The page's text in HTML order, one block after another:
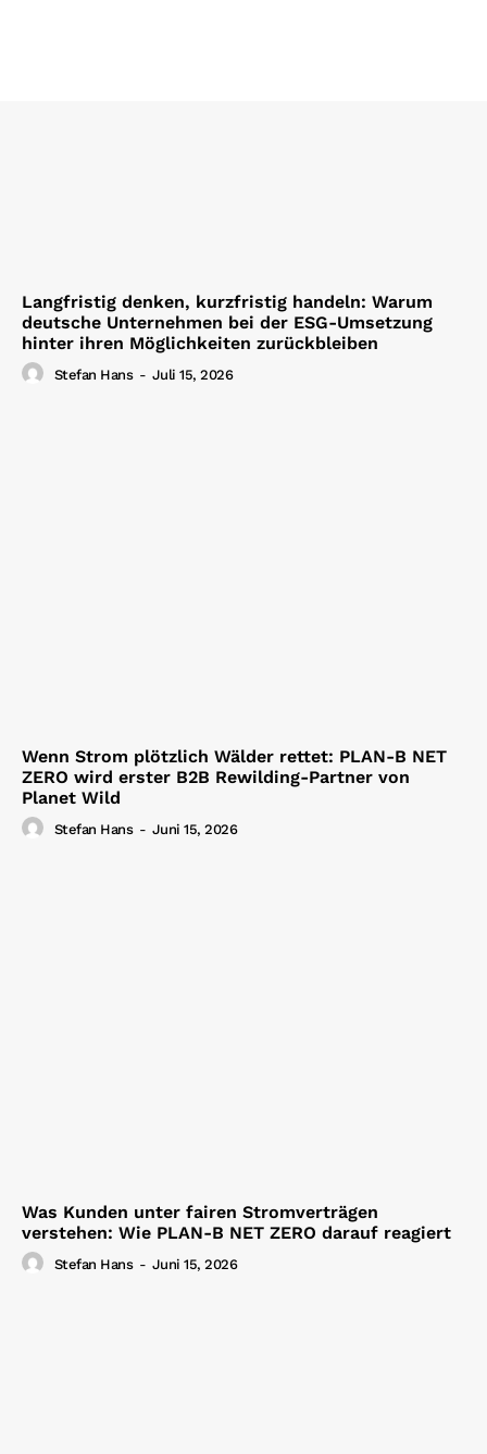
Langfristig denken, kurzfristig handeln: Warum
deutsche Unternehmen bei der ESG-Umsetzung
hinter ihren Möglichkeiten zurückbleiben
Stefan Hans - Juli 15, 2026
Wenn Strom plötzlich Wälder rettet: PLAN-B NET
ZERO wird erster B2B Rewilding-Partner von
Planet Wild
Stefan Hans - Juni 15, 2026
Was Kunden unter fairen Stromverträgen
verstehen: Wie PLAN-B NET ZERO darauf reagiert
Stefan Hans - Juni 15, 2026